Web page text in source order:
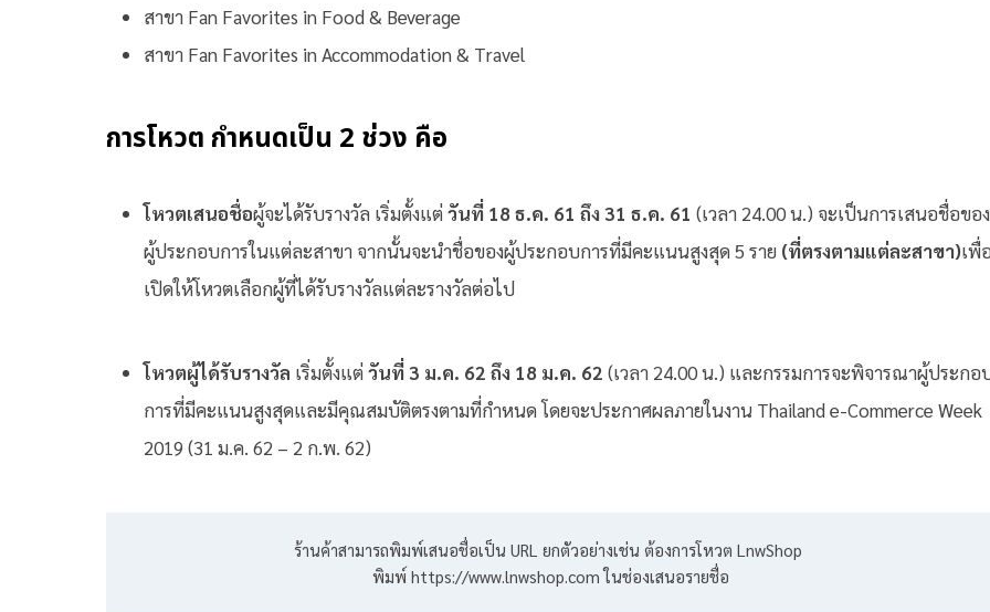
สาขา Fan Favorites in Food & Beverage
สาขา Fan Favorites in Accommodation & Travel
การโหวต กำหนดเป็น 2 ช่วง คือ
โหวตเสนอชื่อผู้จะได้รับรางวัล เริ่มตั้งแต่วันที่ 18 ธ.ค. 61 ถึง 31 ธ.ค. 61 (เวลา 24.00 น.) จะเป็นการเสนอชื่อของ
ผู้ประกอบการในแต่ละสาขา จากนั้นจะนำชื่อของผู้ประกอบการที่มีคะแนนสูงสุด 5 ราย (ที่ตรงตามแต่ละสาขา)เพื่
เปิดให้โหวตเลือกผู้ที่ได้รับรางวัลแต่ละรางวัลต่อไป
โหวตผู้ได้รับรางวัล เริ่มตั้งแต่วันที่ 3 ม.ค. 62 ถึง 18 ม.ค. 62 (เวลา 24.00 น.) และกรรมการจะพิจารณาผู้ประกอ
การที่มีคะแนนสูงสุดและมีคุณสมบัติตรงตามที่กำหนด โดยจะประกาศผลภายในงาน Thailand e-Commerce Week
2019 (31 ม.ค. 62 – 2 ก.พ. 62)
ร้านค้าสามารถพิมพ์เสนอชื่อเป็น URL ยกตัวอย่างเช่น ต้องการโหวต LnwShop
พิมพ์ https://www.lnwshop.com ในช่องเสนอรายชื่อ